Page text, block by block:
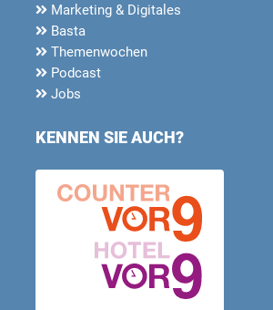
Marketing & Digitales
Basta
Themenwochen
Podcast
Jobs
KENNEN SIE AUCH?